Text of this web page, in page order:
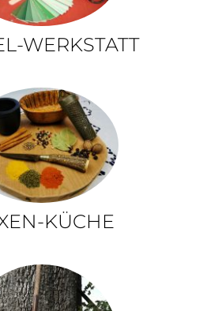
WERKSTATT
KÜCHE